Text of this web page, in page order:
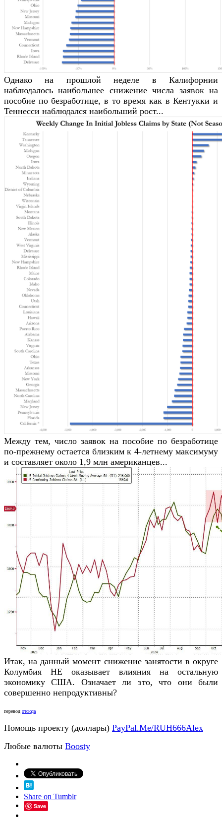
Однако на прошлой неделе в Калифорнии
наблюдалось наибольшее снижение числа заявок на
пособие по безработице, в то время как в Кентукки и
Теннесси наблюдался наибольший рост...
Между тем, число заявок на пособие по безработице
по-прежнему остается близким к 4-летнему максимуму
и составляет около 1,9 млн американцев...
Итак, на данный момент снижение занятости в округе
Колумбия НЕ оказывает влияния на остальную
экономику США. Означает ли это, что они были
совершенно непродуктивны?
перевод отсюда
Помощь проекту (доллары) PayPal.Me/RUH666Alex
Любые валюты Boosty
Share on Tumblr
Save